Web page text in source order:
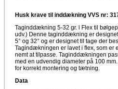
Husk krave til inddækning VVS nr:
Taginddækning 5-32 gr. i Flex til
udv.) Denne taginddækning er
5° og 32° og er designet til tage der
Tagindækningen er lavet i flex, som er
nemt at tilpasse. Taginddækningen
med en udvendig diameter på 100
for korrekt montering og tætning.
Data